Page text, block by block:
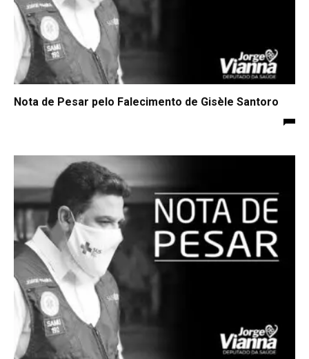
Nota de Pesar pelo Falecimento de Gisèle Santoro